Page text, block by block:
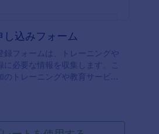
し込みフォーム
録フォームは、トレーニングや
必要な情報を収集します。こ
のトレーニングや教育サービス
、PayPal、Stripeなど、Jotform
できます。このフォームは完全